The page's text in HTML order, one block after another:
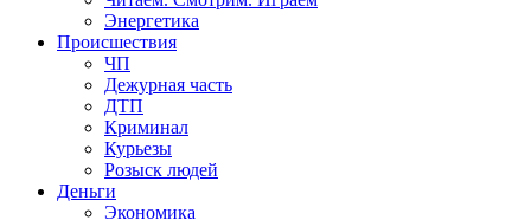
Энергетика
Происшествия
ЧП
Дежурная часть
ДТП
Криминал
Курьезы
Розыск людей
Деньги
Экономика